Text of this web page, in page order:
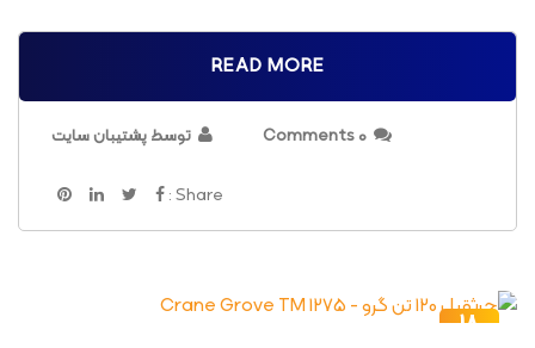
READ MORE
0 Comments توسط پشتیبان سایت
Share :
18